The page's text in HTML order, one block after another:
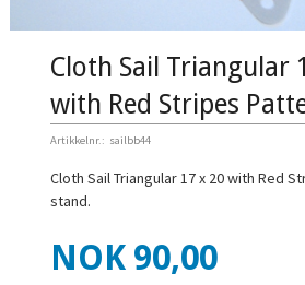
Cloth Sail Triangular
with Red Stripes
Artikkelnr.: sailbb44
Cloth Sail Triangular 17 x 20 with Red
stand.
Pris
NOK 90,00